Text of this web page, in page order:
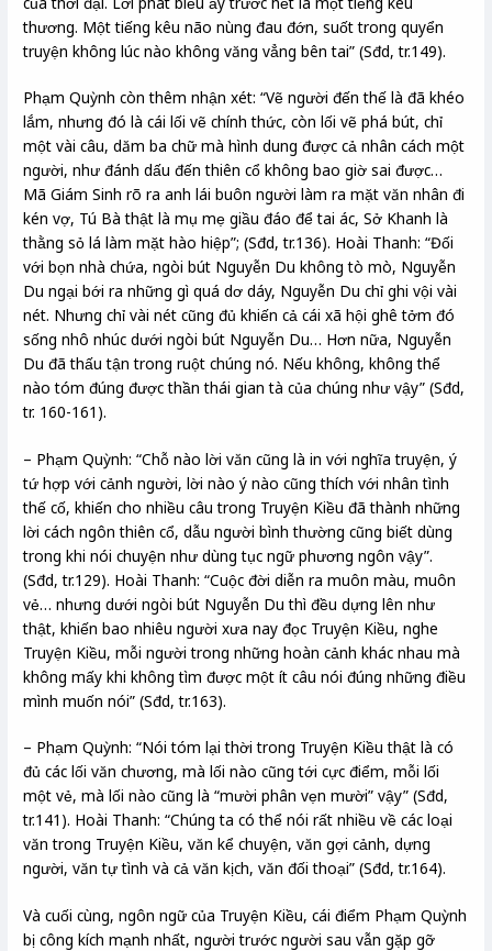
thương. Một tiếng kêu não nùng đau đớn, suốt trong quyển
truyện không lúc nào không văng vẳng bên tai” (Sđd, tr.149).
Phạm Quỳnh còn thêm nhận xét: “Vẽ người đến thế là đã khéo
lắm, nhưng đó là cái lối vẽ chính thức, còn lối vẽ phá bút, chỉ
một vài câu, dăm ba chữ mà hình dung được cả nhân cách một
người, như đánh dấu đến thiên cổ không bao giờ sai được…
Mã Giám Sinh rõ ra anh lái buôn người làm ra mặt văn nhân đi
kén vợ, Tú Bà thật là mụ mẹ giầu đáo để tai ác, Sở Khanh là
thằng sỏ lá làm mặt hào hiệp”; (Sđd, tr.136). Hoài Thanh: “Đối
với bọn nhà chứa, ngòi bút Nguyễn Du không tò mò, Nguyễn
Du ngại bới ra những gì quá dơ dáy, Nguyễn Du chỉ ghi vội vài
nét. Nhưng chỉ vài nét cũng đủ khiến cả cái xã hội ghê tởm đó
sống nhô nhúc dưới ngòi bút Nguyễn Du… Hơn nữa, Nguyễn
Du đã thấu tận trong ruột chúng nó. Nếu không, không thể
nào tóm đúng được thần thái gian tà của chúng như vậy” (Sđd,
tr. 160-161).
– Phạm Quỳnh: “Chỗ nào lời văn cũng là in với nghĩa truyện, ý
tứ hợp với cảnh người, lời nào ý nào cũng thích với nhân tình
thế cố, khiến cho nhiều câu trong Truyện Kiều đã thành những
lời cách ngôn thiên cổ, dẫu người bình thường cũng biết dùng
trong khi nói chuyện như dùng tục ngữ phương ngôn vậy”.
(Sđd, tr.129). Hoài Thanh: “Cuộc đời diễn ra muôn màu, muôn
vẻ… nhưng dưới ngòi bút Nguyễn Du thì đều dựng lên như
thật, khiến bao nhiêu người xưa nay đọc Truyện Kiều, nghe
Truyện Kiều, mỗi người trong những hoàn cảnh khác nhau mà
không mấy khi không tìm được một ít câu nói đúng những điều
mình muốn nói” (Sđd, tr.163).
– Phạm Quỳnh: “Nói tóm lại thời trong Truyện Kiều thật là có
đủ các lối văn chương, mà lối nào cũng tới cực điểm, mỗi lối
một vẻ, mà lối nào cũng là “mười phân vẹn mười” vậy” (Sđd,
tr.141). Hoài Thanh: “Chúng ta có thể nói rất nhiều về các loại
văn trong Truyện Kiều, văn kể chuyện, văn gợi cảnh, dựng
người, văn tự tình và cả văn kịch, văn đối thoại” (Sđd, tr.164).
Và cuối cùng, ngôn ngữ của Truyện Kiều, cái điểm Phạm Quỳnh
bị công kích mạnh nhất, người trước người sau vẫn gặp gỡ